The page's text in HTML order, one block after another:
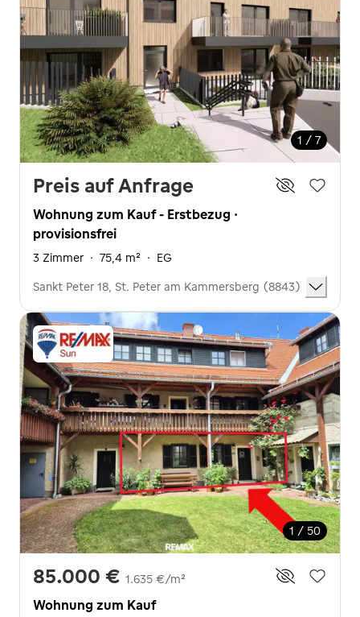
1 / 7
Preis auf Anfrage
Wohnung zum Kauf - Erstbezug ·
provisionsfrei
3 Zimmer · 75,4 m² · EG
Sankt Peter 18, St. Peter am Kammersberg (8843)
1 / 50
85.000 € 1.635 €/m²
Wohnung zum Kauf